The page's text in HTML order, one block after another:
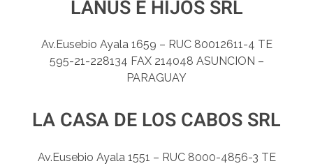
LANUS E HIJOS SRL
Av.Eusebio Ayala 1659 – RUC 80012611-4 TE
595-21-228134 FAX 214048 ASUNCION –
PARAGUAY
LA CASA DE LOS CABOS SRL
Av.Eusebio Ayala 1551 – RUC 8000-4856-3 TE